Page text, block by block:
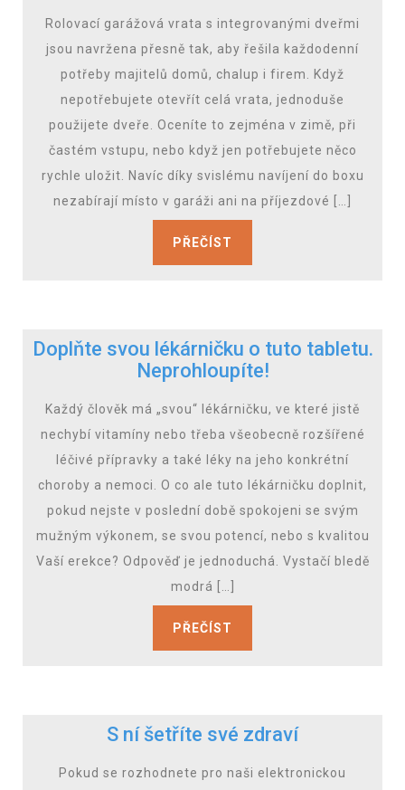
Rolovací garážová vrata s integrovanými dveřmi
jsou navržena přesně tak, aby řešila každodenní
potřeby majitelů domů, chalup i firem. Když
nepotřebujete otevřít celá vrata, jednoduše
použijete dveře. Oceníte to zejména v zimě, při
častém vstupu, nebo když jen potřebujete něco
rychle uložit. Navíc díky svislému navíjení do boxu
nezabírají místo v garáži ani na příjezdové […]
PŘEČÍST
Doplňte svou lékárničku o tuto tabletu.
Neprohloupíte!
Každý člověk má „svou“ lékárničku, ve které jistě
nechybí vitamíny nebo třeba všeobecně rozšířené
léčivé přípravky a také léky na jeho konkrétní
choroby a nemoci. O co ale tuto lékárničku doplnit,
pokud nejste v poslední době spokojeni se svým
mužným výkonem, se svou potencí, nebo s kvalitou
Vaší erekce? Odpověď je jednoduchá. Vystačí bledě
modrá […]
PŘEČÍST
S ní šetříte své zdraví
Pokud se rozhodnete pro naši elektronickou